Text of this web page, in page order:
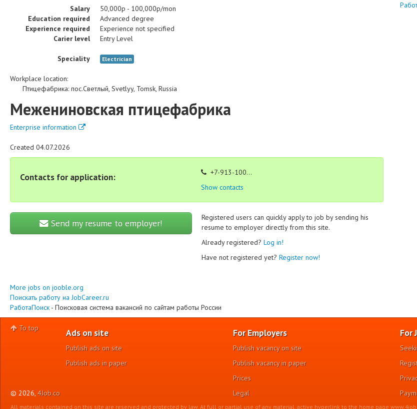
Salary
50,000р - 100,000р/mon
Education required
Advanced degree
Experience required
Experience not specified
Carier level
Entry Level
Speciality Electrician
Workplace location:
Птицефабрика: пос.Светлый, Svetlyy, Tomsk, Russia
Межениновская птицефабрика
Enterprise information
Created 04.07.2026
Contacts for application:
+7-913-100...
Show contacts
Send my resume to employer!
Registered users can quickly apply to job by sending his
resume to employer directly from this site.
Already registered? Log in!
Have not registered yet? Register now!
More jobs on jooble.org
Поискать работу на JobCareer.ru
РаботаПоиск - Поисковая система вакансий по сайтам работы России
To top Ads on site
Publish ads on site
Publish ads in paper
For Employers
Publish vacancy on site
Publish vacancy in paper
Prices
For
© 2026, 4Job.co Legal
All materials contained on this site are reserved and protected by law. At full or partial use of any material, active hyperlink to the home page